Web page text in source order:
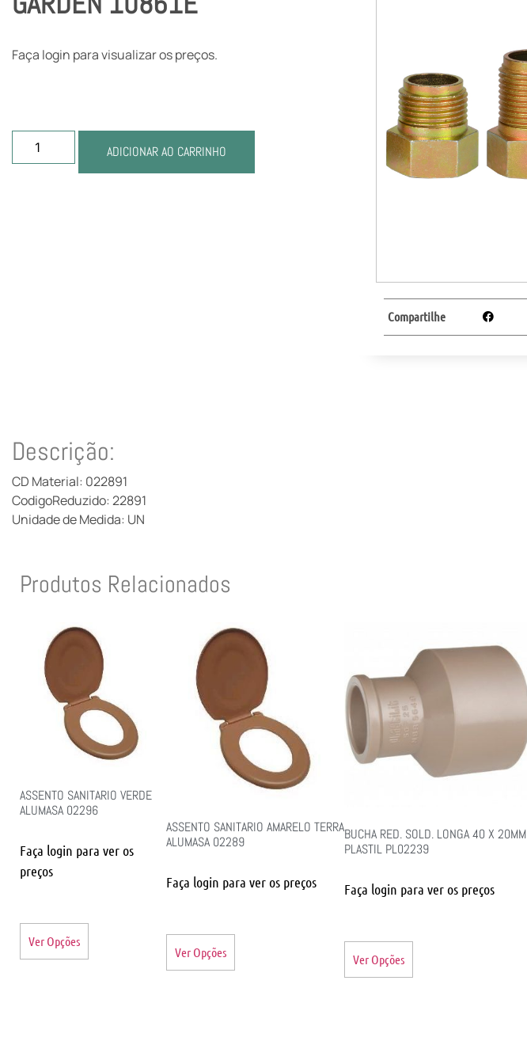
Faça login para visualizar os preços.
ADICIONAR AO CARRINHO
Compartilhe
Descrição:
CD Material: 022891
CodigoReduzido: 22891
Unidade de Medida: UN
Produtos Relacionados
ASSENTO SANITARIO VERDE
ALUMASA 02296
Faça login para ver os
preços
Ver Opções
ASSENTO SANITARIO AMARELO TERRA
ALUMASA 02289
Faça login para ver os preços
Ver Opções
BUCHA RED. SOLD. LONGA 40 X 20MM
PLASTIL PL02239
Faça login para ver os preços
Ver Opções